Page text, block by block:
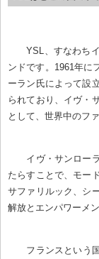
YSL、すなわち
ンドです。1961年に
ーラン氏によって設
られており、イヴ・
として、世界中のフ
イヴ・サンロー
たらすことで、モー
サファリルック、シ
解放とエンパワーメ
フランスという